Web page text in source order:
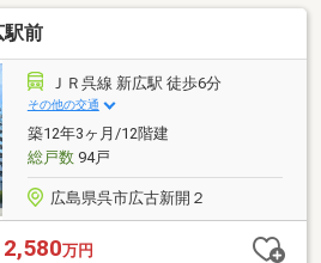
せください。住宅ローンも当社にお
金０円からでもＯＫ！住宅ローンが
を抑えたい！資金計画のお悩みもお
さい。是非一度、現地をご覧くださ
能です（要予約）即日ご案内も可能
問い合わせください。
駅前
ＪＲ呉線 新広駅 徒歩6分
その他の交通
築12年3ヶ月/12階建
総戸数94戸
広島県呉市広古新開２
2,580万円